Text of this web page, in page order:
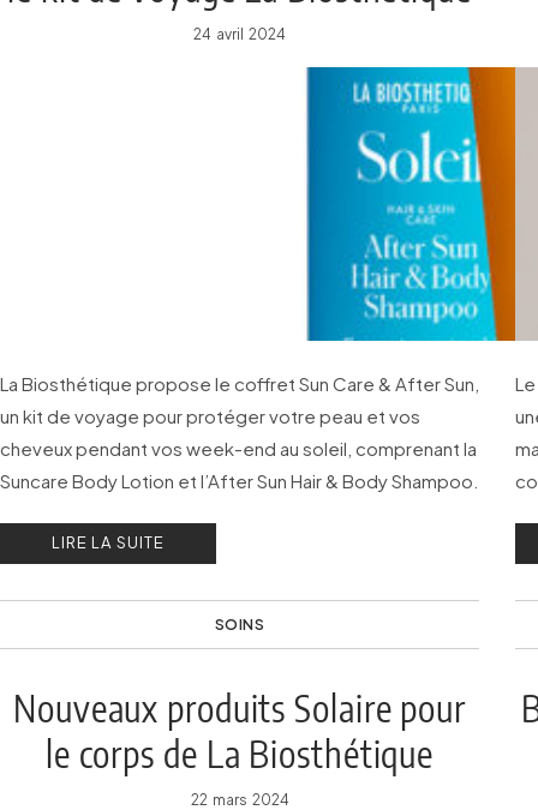
Soleil
24 avril 2024
La Biosthétique propose le coffret Sun Care & After Sun,
un kit de voyage pour protéger votre peau et vos
cheveux pendant vos week-end au soleil, comprenant la
Suncare Body Lotion et l’After Sun Hair & Body Shampoo.
LIRE LA SUITE
SOINS
Nouveaux produits Solaire pour
le corps de La Biosthétique
22 mars 2024